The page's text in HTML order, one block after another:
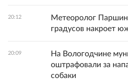
20:12
Метеоролог
градусов накроет
20:09
На Вологодчине
оштрафовали за
собаки